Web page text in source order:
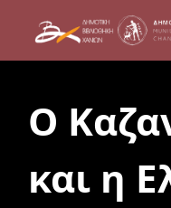
Ο
και η